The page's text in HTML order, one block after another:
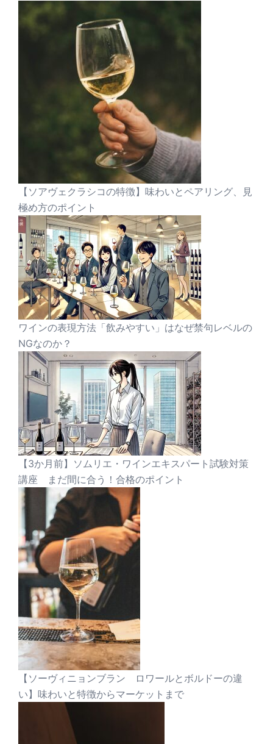
【ソアヴェクラシコの特徴】味わいとペアリング、見
極め方のポイント
ワインの表現方法「飲みやすい」はなぜ禁句レベルの
NGなのか？
【3か月前】ソムリエ・ワインエキスパート試験対策
講座 まだ間に合う！合格のポイント
【ソーヴィニョンブラン ロワールとボルドーの違
い】味わいと特徴からマーケットまで